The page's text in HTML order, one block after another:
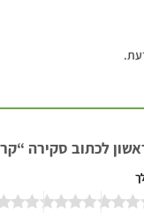
לכתוב סקירה